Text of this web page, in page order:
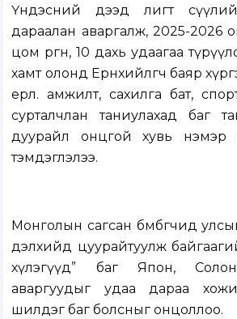
Үндэсний дээд лигт
дараалан аваргалж, 2025-2026
цом өргөн, 10 дахь удаагаа
хамт олонд Ерөнхийлөгч баяр
ерөөлөө. амжилт, сахилга бат,
сурталчлан таниулахад баг
дуурайл онцгой хувь нэмэр
тэмдэглэлээ.
Монголын сагсан бөмбөгчид
дэлхийд цуурайтуулж
хүлэгүүд” баг Япон,
аваргуудыг удаа дараа
шилдэг баг болсныг онцоллоо.